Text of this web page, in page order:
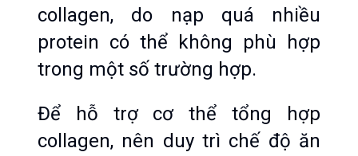
collagen, do nạp quá nhiều
protein có thể không phù hợp
trong một số trường hợp.
Để hỗ trợ cơ thể tổng hợp
collagen, nên duy trì chế độ ăn